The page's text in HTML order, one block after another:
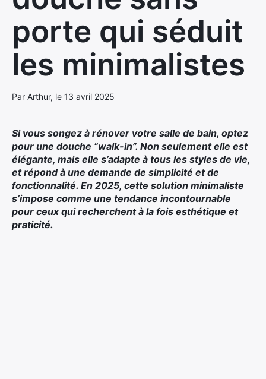
porte qui séduit
les minimalistes
Par Arthur, le 13 avril 2025
Si vous songez à rénover votre salle de bain, optez
pour une douche “walk-in”. Non seulement elle est
élégante, mais elle s’adapte à tous les styles de vie,
et répond à une demande de simplicité et de
fonctionnalité. En 2025, cette solution minimaliste
s’impose comme une tendance incontournable
pour ceux qui recherchent à la fois esthétique et
praticité.